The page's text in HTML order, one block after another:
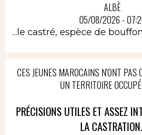
ALBÈ
05/08/2026 -
...le castré, espèce de
CES JEUNES MAROCAINS N'ONT PAS
UN TERRITOIRE
PRÉCISIONS UTILES ET ASSEZ
LA